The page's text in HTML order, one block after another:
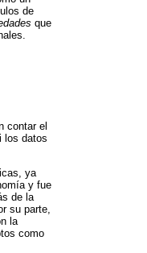
de
que
contar el
los datos
ya
y fue
de la
su parte,
la
como